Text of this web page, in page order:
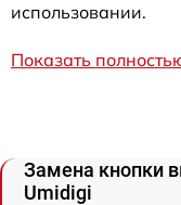
использовании.
Показать
Замена кнопки
Umidigi